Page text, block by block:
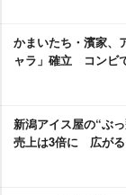
かまいたち・濱家、
ャラ」確立 コンビ
新潟アイス屋の“ぶ
売上は3倍に 広がる